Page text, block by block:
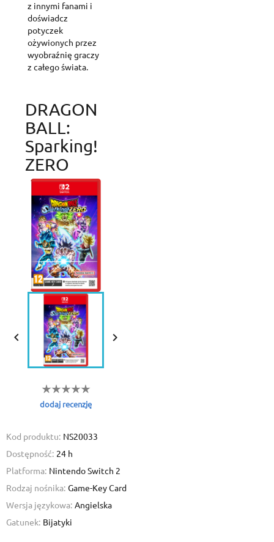
Add to wishlist
add_circle_outline Create new list
Create wishlist
Wishlist name
Sign in
You need to be logged in to save products in your wishlist.
z innymi fanami i
doświadcz
potyczek
ożywionych przez
wyobraźnię graczy
z całego świata.
DRAGON
BALL:
Sparking!
ZERO
 
dodaj recenzję
Kod produktu: NS20033
Dostępność: 24 h
Platforma: Nintendo Switch 2
Rodzaj nośnika: Game-Key Card
Wersja językowa: Angielska
Gatunek: Bijatyki